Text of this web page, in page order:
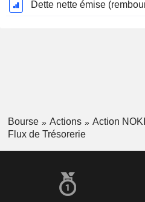
Dette nette émise
Bourse Actions Action
Flux de Trésorerie